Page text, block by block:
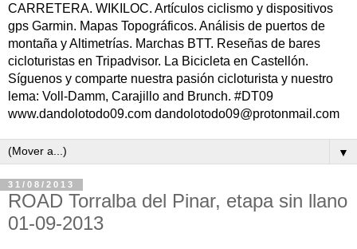
CARRETERA. WIKILOC. Artículos ciclismo y dispositivos
gps Garmin. Mapas Topográficos. Análisis de puertos de
montaña y Altimetrías. Marchas BTT. Reseñas de bares
cicloturistas en Tripadvisor. La Bicicleta en Castellón.
Síguenos y comparte nuestra pasión cicloturista y nuestro
lema: Voll-Damm, Carajillo and Brunch. #DT09
www.dandolotodo09.com dandolotodo09@protonmail.com
▼
31/08/2013
ROAD Torralba del Pinar, etapa sin llano
01-09-2013